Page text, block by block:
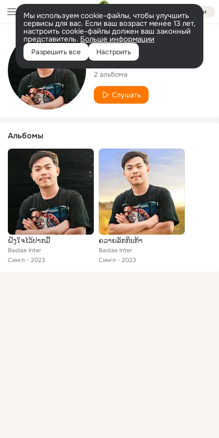
Войти
Мы используем cookie-файлы, чтобы улучшить
сервисы для вас. Если ваш возраст менее 13 лет,
настроить cookie-файлы должен ваш законный
представитель. Больше информации
Разрешить все Настроить
Исполнитель
Baolae Inter
2 альбома
Слушать
Альбомы
ຝັງໃຈໄວ້ປາກມີ້
Baolae Inter
Сингл
2023
ຄວາຍລັກກິນກ້າ
Baolae Inter
Сингл
2023